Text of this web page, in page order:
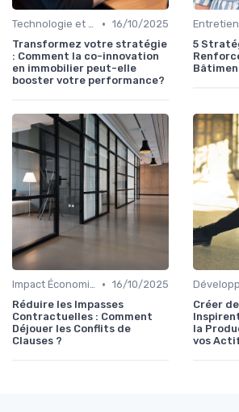
Technologie et Innovation en Gestion Immobilière • 16/10/2025
Transformez votre stratégie
: Comment la co-innovation
en immobilier peut-elle
booster votre performance?
5
Impact Économique et Financier • 16/10/2025
Réduire les Impasses
Contractuelles : Comment
Déjouer les Conflits de
Clauses ?
Créer
la
vos